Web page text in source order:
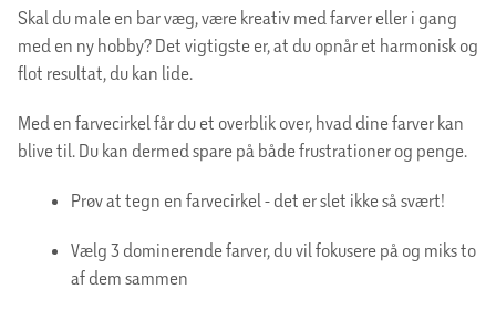
Skal du male en bar væg, være kreativ med farver eller i gang
med en ny hobby? Det vigtigste er, at du opnår et harmonisk og
flot resultat, du kan lide.
Med en farvecirkel får du et overblik over, hvad dine farver kan
blive til. Du kan dermed spare på både frustrationer og penge.
Prøv at tegn en farvecirkel - det er slet ikke så svært!
Vælg 3 dominerende farver, du vil fokusere på og miks to
af dem sammen